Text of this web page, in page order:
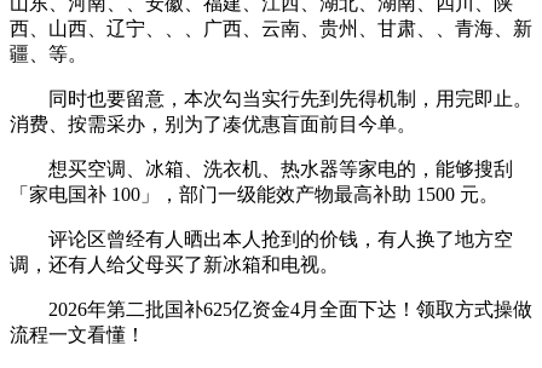
西、山西、辽宁、、、广西、云南、贵州、甘肃、、青海、新
疆、等。
同时也要留意，本次勾当实行先到先得机制，用完即止。
消费、按需采办，别为了凑优惠盲面前目今单。
想买空调、冰箱、洗衣机、热水器等家电的，能够搜刮
「家电国补 100」，部门一级能效产物最高补助 1500 元。
评论区曾经有人晒出本人抢到的价钱，有人换了地方空
调，还有人给父母买了新冰箱和电视。
2026年第二批国补625亿资金4月全面下达！领取方式操做
流程一文看懂！